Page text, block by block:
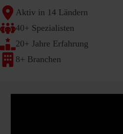
Aktiv in 14 Ländern
40+ Spezialisten
20+ Jahre Erfahrung
8+ Branchen